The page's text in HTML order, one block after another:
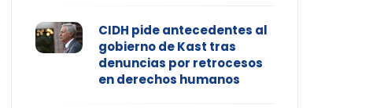
CIDH pide antecedentes al
gobierno de Kast tras
denuncias por retrocesos
en derechos humanos